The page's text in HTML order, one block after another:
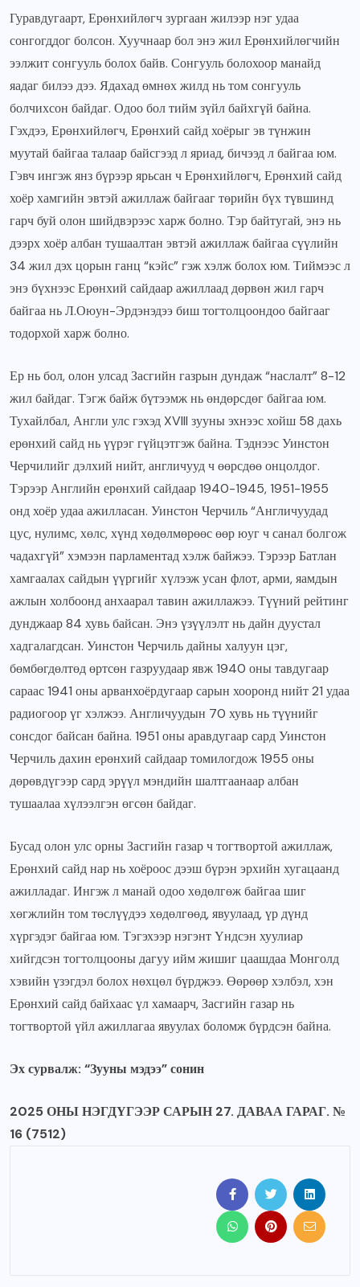
Гуравдугаарт, Ерөнхийлөгч зургаан жилээр нэг удаа
сонгогддог болсон. Хуучнаар бол энэ жил Ерөнхийлөгчийн
ээлжит сонгууль болох байв. Сонгууль болохоор манайд
яадаг билээ дээ. Ядахад өмнөх жилд нь том сонгууль
болчихсон байдаг. Одоо бол тийм зүйл байхгүй байна.
Гэхдээ, Ерөнхийлөгч, Ерөнхий сайд хоёрыг эв түнжин
муутай байгаа талаар байсгээд л яриад, бичээд л байгаа юм.
Гэвч ингэж янз бүрээр ярьсан ч Ерөнхийлөгч, Ерөнхий сайд
хоёр хамгийн эвтэй ажиллаж байгааг төрийн бүх түвшинд
гарч буй олон шийдвэрээс харж болно. Тэр байтугай, энэ нь
дээрх хоёр албан тушаалтан эвтэй ажиллаж байгаа сүүлийн
34 жил дэх цорын ганц “кэйс” гэж хэлж болох юм. Тиймээс л
энэ бүхнээс Ерөнхий сайдаар ажиллаад дөрвөн жил гарч
байгаа нь Л.Оюун-Эрдэнэдээ биш тогтолцоондоо байгааг
тодорхой харж болно.
Ер нь бол, олон улсад Засгийн газрын дундаж “наслалт” 8-12
жил байдаг. Тэгж байж бүтээмж нь өндөрсдөг байгаа юм.
Тухайлбал, Англи улс гэхэд XVIII зууны эхнээс хойш 58 дахь
ерөнхий сайд нь үүрэг гүйцэтгэж байна. Тэднээс Уинстон
Черчилийг дэлхий нийт, англичууд ч өөрсдөө онцолдог.
Тэрээр Английн ерөнхий сайдаар 1940-1945, 1951-1955
онд хоёр удаа ажилласан. Уинстон Черчиль “Англичуудад
цус, нулимс, хөлс, хүнд хөдөлмөрөөс өөр юуг ч санал болгож
чадахгүй” хэмээн парламентад хэлж байжээ. Тэрээр Батлан
хамгаалах сайдын үүргийг хүлээж усан флот, арми, яамдын
ажлын холбоонд анхаарал тавин ажиллажээ. Түүний рейтинг
дунджаар 84 хувь байсан. Энэ үзүүлэлт нь дайн дуустал
хадгалагдсан. Уинстон Черчиль дайны халуун цэг,
бөмбөгдөлтөд өртсөн газруудаар явж 1940 оны тавдугаар
сараас 1941 оны арванхоёрдугаар сарын хооронд нийт 21 удаа
радиогоор үг хэлжээ. Англичуудын 70 хувь нь түүнийг
сонсдог байсан байна. 1951 оны аравдугаар сард Уинстон
Черчиль дахин ерөнхий сайдаар томилогдож 1955 оны
дөрөвдүгээр сард эрүүл мэндийн шалтгаанаар албан
тушаалаа хүлээлгэн өгсөн байдаг.
Бусад олон улс орны Засгийн газар ч тогтвортой ажиллаж,
Ерөнхий сайд нар нь хоёроос дээш бүрэн эрхийн хугацаанд
ажилладаг. Ингэж л манай одоо хөдөлгөж байгаа шиг
хөгжлийн том төслүүдээ хөдөлгөөд, явуулаад, үр дүнд
хүргэдэг байгаа юм. Тэгэхээр нэгэнт Үндсэн хуулиар
хийгдсэн тогтолцооны дагуу ийм жишиг цаашдаа Монголд
хэвийн үзэгдэл болох нөхцөл бүрджээ. Өөрөөр хэлбэл, хэн
Ерөнхий сайд байхаас үл хамаарч, Засгийн газар нь
тогтвортой үйл ажиллагаа явуулах боломж бүрдсэн байна.
Эх сурвалж: “Зууны мэдээ” сонин
2025 ОНЫ НЭГДҮГЭЭР САРЫН 27. ДАВАА ГАРАГ. №
16 (7512)